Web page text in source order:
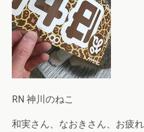
RN 神川のねこ
和実さん、なおきさん、お疲